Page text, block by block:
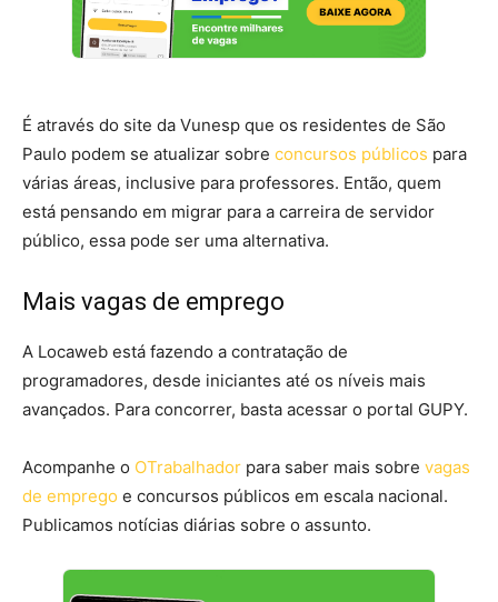
É através do site da Vunesp que os residentes de São
Paulo podem se atualizar sobre concursos públicos para
várias áreas, inclusive para professores. Então, quem
está pensando em migrar para a carreira de servidor
público, essa pode ser uma alternativa.
Mais vagas de emprego
A Locaweb está fazendo a contratação de
programadores, desde iniciantes até os níveis mais
avançados. Para concorrer, basta acessar o portal GUPY.
Acompanhe o OTrabalhador para saber mais sobre vagas
de emprego e concursos públicos em escala nacional.
Publicamos notícias diárias sobre o assunto.